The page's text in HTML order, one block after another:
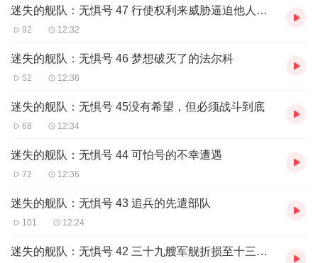
迷失的舰队：无惧号 47 行使权利来威胁逼迫他人可真是太爽了
92 12:32
迷失的舰队：无惧号 46 梦想破灭了的法尔科
52 12:36
迷失的舰队：无惧号 45没有希望，但必须战斗到底
68 12:34
迷失的舰队：无惧号 44 可怕号的不幸遭遇
72 12:36
迷失的舰队：无惧号 43 追兵的先遣部队
101 12:24
迷失的舰队：无惧号 42 三十九艘军舰折损至十三艘，损失巨大